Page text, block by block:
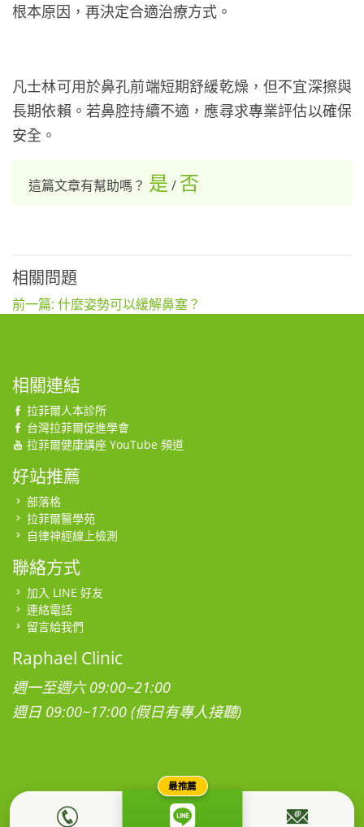
根本原因，再決定合適治療方式。
凡士林可用於鼻孔前端短期舒緩乾燥，但不宜深擦與
長期依賴。若鼻腔持續不適，應尋求專業評估以確保
安全。
這篇文章有幫助嗎？ 是 / 否
相關問題
前一篇: 什麼姿勢可以緩解鼻塞？
相關連結
拉菲爾人本診所
台灣拉菲爾促進學會
拉菲爾健康講座 YouTube 頻道
好站推薦
部落格
拉菲爾醫學苑
自律神經線上檢測
聯絡方式
加入 LINE 好友
連絡電話
留言給我們
Raphael Clinic
週一至週六 09:00~21:00
週日 09:00~17:00 (假日有專人接聽)
本網站為社團法人台灣拉菲爾健康促進學會所有，所有影音、圖
最推薦